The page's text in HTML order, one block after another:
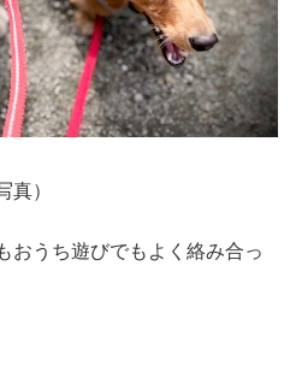
真）
おうち遊びでもよく絡み合っ